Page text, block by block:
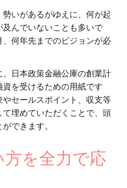
いがあるがゆえに、何が起
んでいないことも多いで
何年先までのビジョンが必
日本政策金融公庫の創業計
を受けるための用紙です
セールスポイント、収支等
埋めていただくことで、頭
できます。
を全力で応